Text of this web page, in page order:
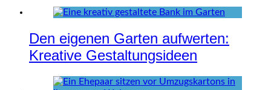
Den eigenen Garten aufwerten:
Kreative Gestaltungsideen